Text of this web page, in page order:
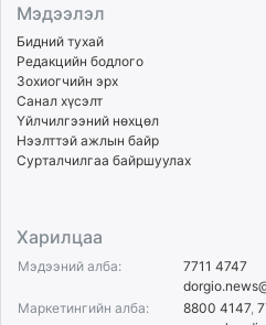
Мэдээлэл
Бидний тухай
Редакцийн бодлого
Зохиогчийн эрх
Санал хүсэлт
Үйлчилгээний нөхцөл
Нээлттэй ажлын байр
Сурталчилгаа байршуулах
Харилцаа
Мэдээний алба:
7711 4747
Маркетингийн алба:
8800 4147